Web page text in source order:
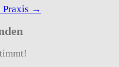
Praxis →